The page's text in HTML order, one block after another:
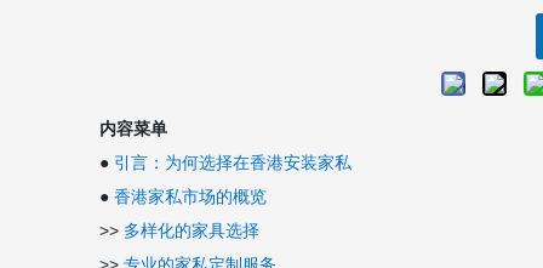
内容菜单
● 引言：为何选择在香港安装家私
● 香港家私市场的概览
>> 多样化的家具选择